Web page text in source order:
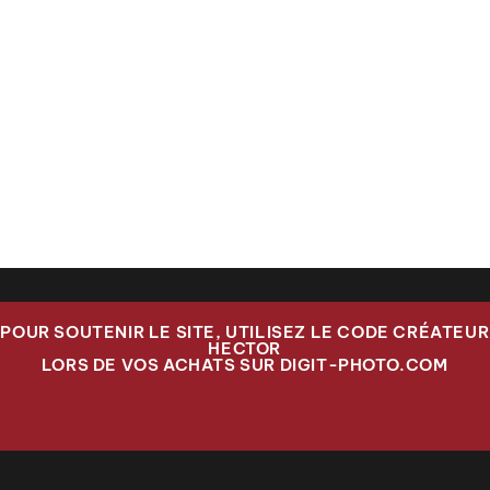
POUR SOUTENIR LE SITE, UTILISEZ LE CODE CRÉATEUR
HECTOR
LORS DE VOS ACHATS SUR DIGIT-PHOTO.COM